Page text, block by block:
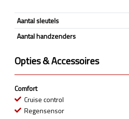
Aantal sleutels
Aantal handzenders
Opties & Accessoires
Comfort
Cruise control
Regensensor